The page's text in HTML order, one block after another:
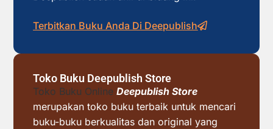
Terbitkan Buku Anda Di Deepublish
Toko Buku Deepublish Store
Toko Buku Online Deepublish Store
merupakan toko buku terbaik untuk mencari
buku-buku berkualitas dan original yang